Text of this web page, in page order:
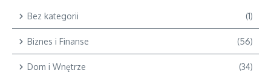
Bez kategorii (1)
Biznes i Finanse (56)
Dom i Wnętrze (34)